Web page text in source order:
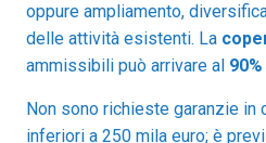
oppure ampliamento,
delle attività esistenti. La
ammissibili può arrivare al 90%
Non sono richieste garanzie in
inferiori a 250 mila euro; è